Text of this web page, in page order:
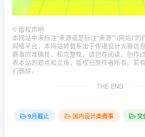
© 版权声明
本网站中未标注“来源或是标注“来源**(网站)”
网络平台，本网站转载系出于传递设计大赛信
赛事的准确性、和完整性，请您在阅读、创作
表本站的观点和立场，版权归原作者所有。若
们删除。
THE END
9月截止 国内设计类赛事 文